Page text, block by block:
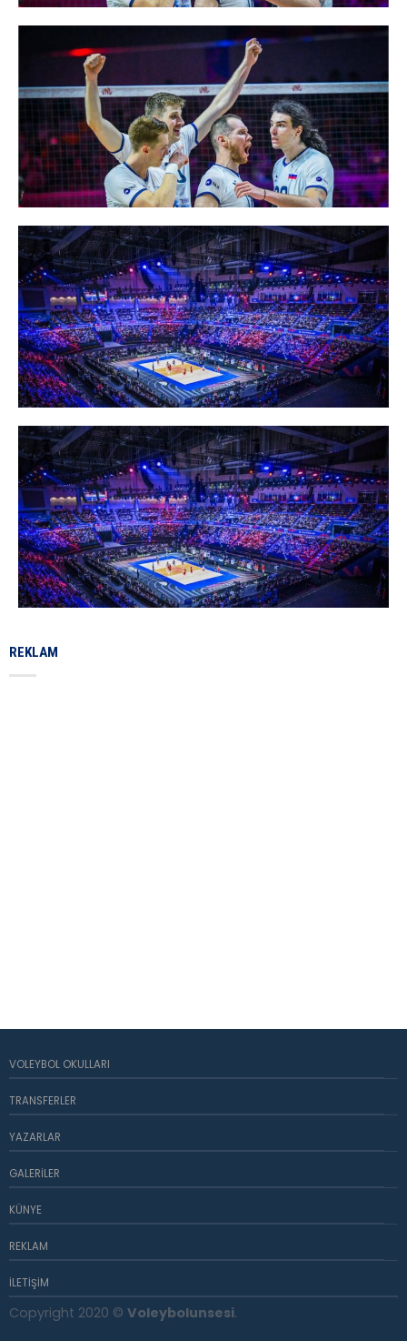
REKLAM
VOLEYBOL OKULLARI
TRANSFERLER
YAZARLAR
GALERILER
KÜNYE
REKLAM
İLETIŞIM
Copyright 2020 © Voleybolunsesi.